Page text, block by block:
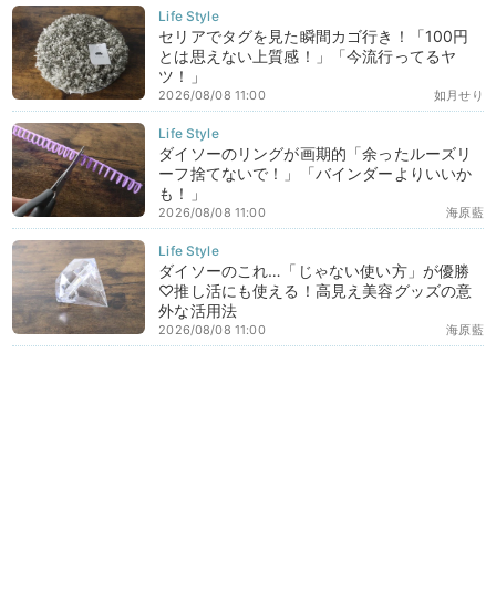
セリアでタグを見た瞬間カゴ行き！「100円
とは思えない上質感！」「今流行ってるヤ
ツ！」
如月せり
2026/08/08 11:00
ダイソーのリングが画期的「余ったルーズリ
ーフ捨てないで！」「バインダーよりいいか
も！」
海原藍
2026/08/08 11:00
ダイソーのこれ…「じゃない使い方」が優勝
♡推し活にも使える！高見え美容グッズの意
外な活用法
海原藍
2026/08/08 11:00